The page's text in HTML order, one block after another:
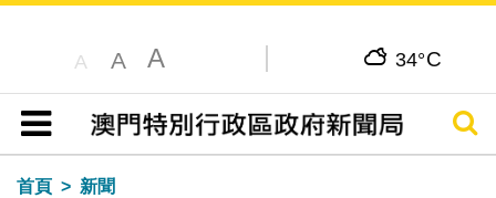
A A A 34°C
目錄
搜尋
首頁
新聞